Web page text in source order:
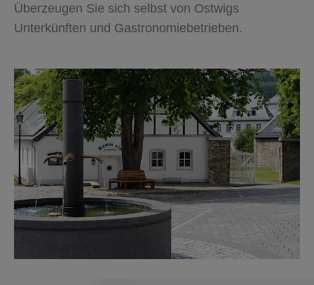
Überzeugen Sie sich selbst von Ostwigs
Unterkünften und Gastronomiebetrieben.